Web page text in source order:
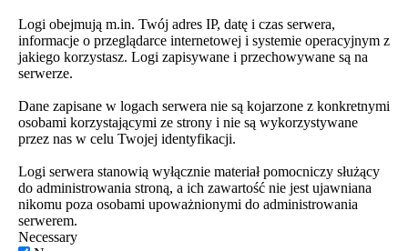
Logi obejmują m.in. Twój adres IP, datę i czas serwera,
informacje o przeglądarce internetowej i systemie operacyjnym z
jakiego korzystasz. Logi zapisywane i przechowywane są na
serwerze.
Dane zapisane w logach serwera nie są kojarzone z konkretnymi
osobami korzystającymi ze strony i nie są wykorzystywane
przez nas w celu Twojej identyfikacji.
Logi serwera stanowią wyłącznie materiał pomocniczy służący
do administrowania stroną, a ich zawartość nie jest ujawniana
nikomu poza osobami upoważnionymi do administrowania
serwerem.
Necessary